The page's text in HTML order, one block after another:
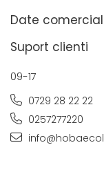
Date
Suport clienti
09-17
0729 28 22 22
0257277220